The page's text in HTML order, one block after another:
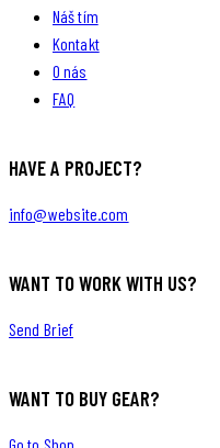
Náš tím
Kontakt
O nás
FAQ
HAVE A PROJECT?
info@website.com
WANT TO WORK WITH US?
Send Brief
WANT TO BUY GEAR?
Go to Shop